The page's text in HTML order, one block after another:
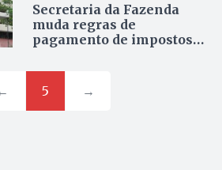
Secretaria da Fazenda
muda regras de
pagamento de impostos e
para guias
5 →